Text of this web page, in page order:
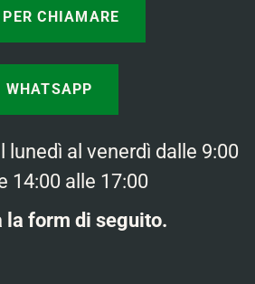
CHIAMARE
lunedì al venerdì dalle 9:00
14:00 alle 17:00
la form di seguito.